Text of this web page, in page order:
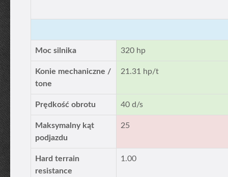
Moc silnika 320 hp
Konie mechaniczne /
tone
21.31 hp/t
Prędkość obrotu 40 d/s
Maksymalny kąt
podjazdu
25
Hard terrain
resistance
1.00